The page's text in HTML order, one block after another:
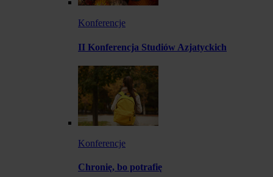
Konferencje
II Konferencja Studiów Azjatyckich
Konferencje
Chronię, bo potrafię